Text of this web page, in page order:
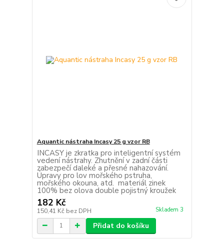
Aquantic nástraha Incasy 25 g vzor RB
INCASY je zkratka pro inteligentní systém
vedení nástrahy. Zhutnění v zadní části
zabezpečí daleké a přesné nahazování.
Úpravy pro lov mořského pstruha,
mořského okouna, atd. materiál zinek
100% bez olova double pojistný kroužek
182 Kč
150,41 Kč bez DPH Skladem 3
Přidat do košíku